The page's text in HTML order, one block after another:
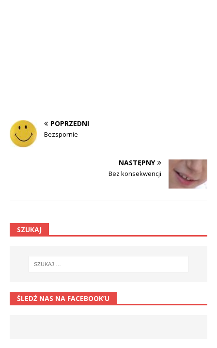
POPRZEDNI
Bezspornie
NASTĘPNY
Bez konsekwencji
SZUKAJ
ŚLEDŹ NAS NA FACEBOOK’U